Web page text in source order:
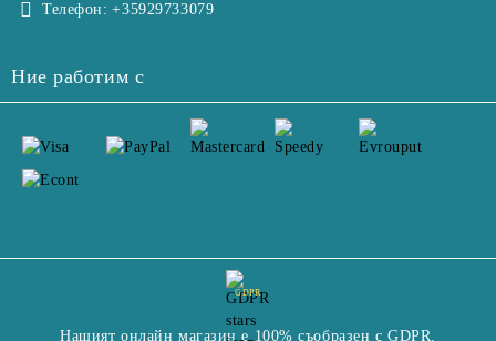
Телефон: +35929733079
Ние работим с
GDPR
Нашият онлайн магазин е 100% съобразен с GDPR.